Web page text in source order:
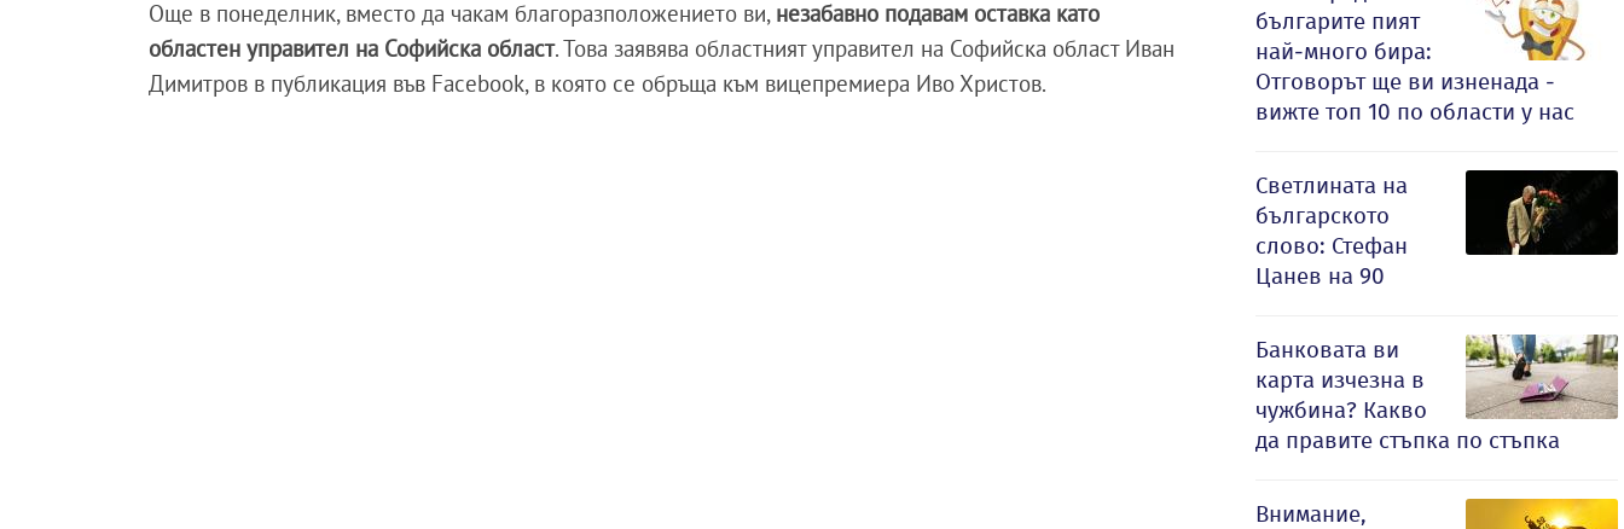
Още в понеделник, вместо да чакам благоразположението ви, незабавно подавам оставка като
областен управител на Софийска област. Това заявява областният управител на Софийска област Иван
Димитров в публикация във Facebook, в която се обръща към вицепремиера Иво Христов.
българите пият
най-много бира:
Отговорът ще ви изненада -
вижте топ 10 по области у нас
Светлината на
българското
слово: Стефан
Цанев на 90
Банковата ви
карта изчезна в
чужбина? Какво
да правите стъпка по стъпка
Внимание,